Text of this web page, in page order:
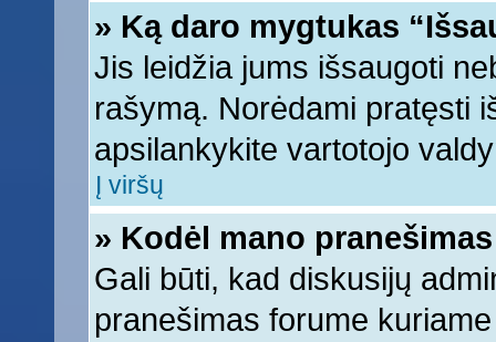
» Ką daro mygtukas
Jis leidžia jums išsaugoti
rašymą. Norėdami pratęsti
apsilankykite vartotojo
Į viršų
» Kodėl mano
Gali būti, kad diskusijų
pranešimas forume